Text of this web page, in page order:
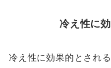
冷え性に
冷え性に効果的とされ